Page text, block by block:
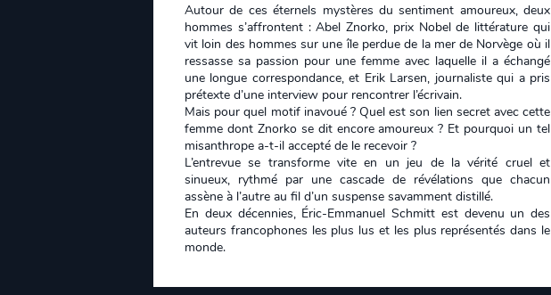
Autour de ces éternels mystères du sentiment amoureux, deux
hommes s’affrontent : Abel Znorko, prix Nobel de littérature qui
vit loin des hommes sur une île perdue de la mer de Norvège où il
ressasse sa passion pour une femme avec laquelle il a échangé
une longue correspondance, et Erik Larsen, journaliste qui a pris
prétexte d’une interview pour rencontrer l’écrivain.
Mais pour quel motif inavoué ? Quel est son lien secret avec cette
femme dont Znorko se dit encore amoureux ? Et pourquoi un tel
misanthrope a-t-il accepté de le recevoir ?
L’entrevue se transforme vite en un jeu de la vérité cruel et
sinueux, rythmé par une cascade de révélations que chacun
assène à l’autre au fil d’un suspense savamment distillé.
En deux décennies, Éric-Emmanuel Schmitt est devenu un des
auteurs francophones les plus lus et les plus représentés dans le
monde.